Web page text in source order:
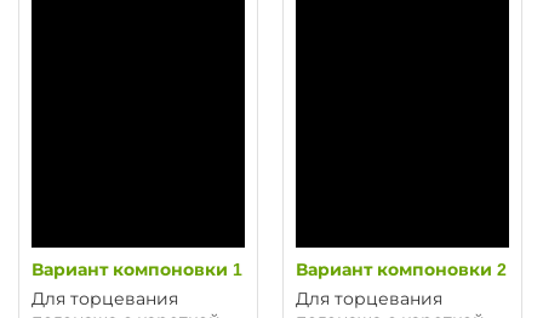
Вариант компоновки 1
Для торцевания
Вариант компоновки 2
Для торцевания